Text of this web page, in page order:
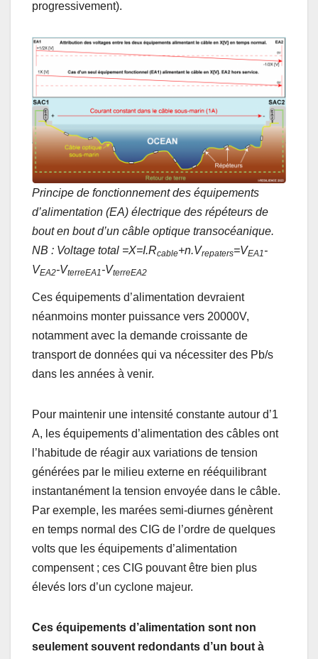
progressivement).
Principe de fonctionnement des équipements
d’alimentation (EA) électrique des répéteurs de
bout en bout d’un câble optique transocéanique.
NB : Voltage total =X=I.Rcable+n.Vrepaters=VEA1 -
VEA2-VterreEA1 -VterreEA2
Ces équipements d’alimentation devraient
néanmoins monter puissance vers 20000V,
notamment avec la demande croissante de
transport de données qui va nécessiter des Pb/s
dans les années à venir.
Pour maintenir une intensité constante autour d’1
A, les équipements d’alimentation des câbles ont
l’habitude de réagir aux variations de tension
générées par le milieu externe en rééquilibrant
instantanément la tension envoyée dans le câble.
Par exemple, les marées semi-diurnes génèrent
en temps normal des CIG de l’ordre de quelques
volts que les équipements d’alimentation
compensent ; ces CIG pouvant être bien plus
élevés lors d’un cyclone majeur.
Ces équipements d’alimentation sont non
seulement souvent redondants d’un bout à